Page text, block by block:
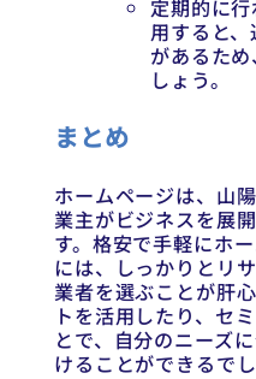
定期的に
用すると
があるた
しょう。
まとめ
ホームページは、山
業主がビジネスを展
す。格安で手軽にホ
には、しっかりとリ
業者を選ぶことが肝
トを活用したり、セ
とで、自分のニーズ
けることができるでし